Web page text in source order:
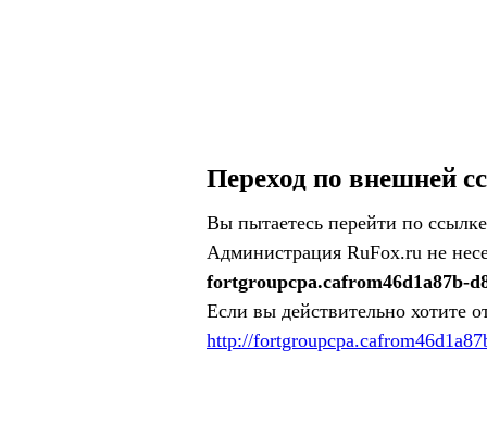
Переход по внешней
Вы пытаетесь перейти по
Администрация RuFox.ru не
fortgroupcpa.cafrom46d1a87b-
Если вы действительно хотите
http://